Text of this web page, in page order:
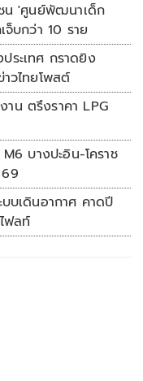
น 'ศูนย์พัฒนาเด็ก
จ็บกว่า 10 ราย
ระเทศ กราดยิง
วไทยโพสต์
น ตรึงราคา LPG
บางปะอิน-โคราช
บบเดินอากาศ คาดปี
ฟลท์